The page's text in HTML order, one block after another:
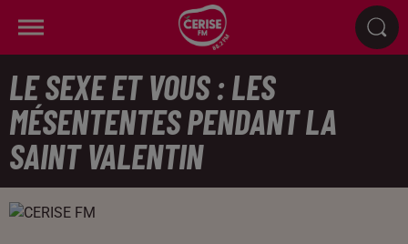
LE SEXE ET VOUS : LES
MÉSENTENTES PENDANT LA
SAINT VALENTIN